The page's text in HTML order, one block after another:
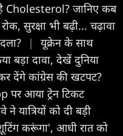
Cholesterol? जानिए कब
सुरक्षा भी बढ़ी... चढ़ावा
|
यूक्रेन के साथ
बड़ा दावा, देखें दुनिया
देंगे कांग्रेस की खटपट?
पर आया ट्रेन टिकट
यात्रियों को दी बड़ी
करूंगा', आधी रात को